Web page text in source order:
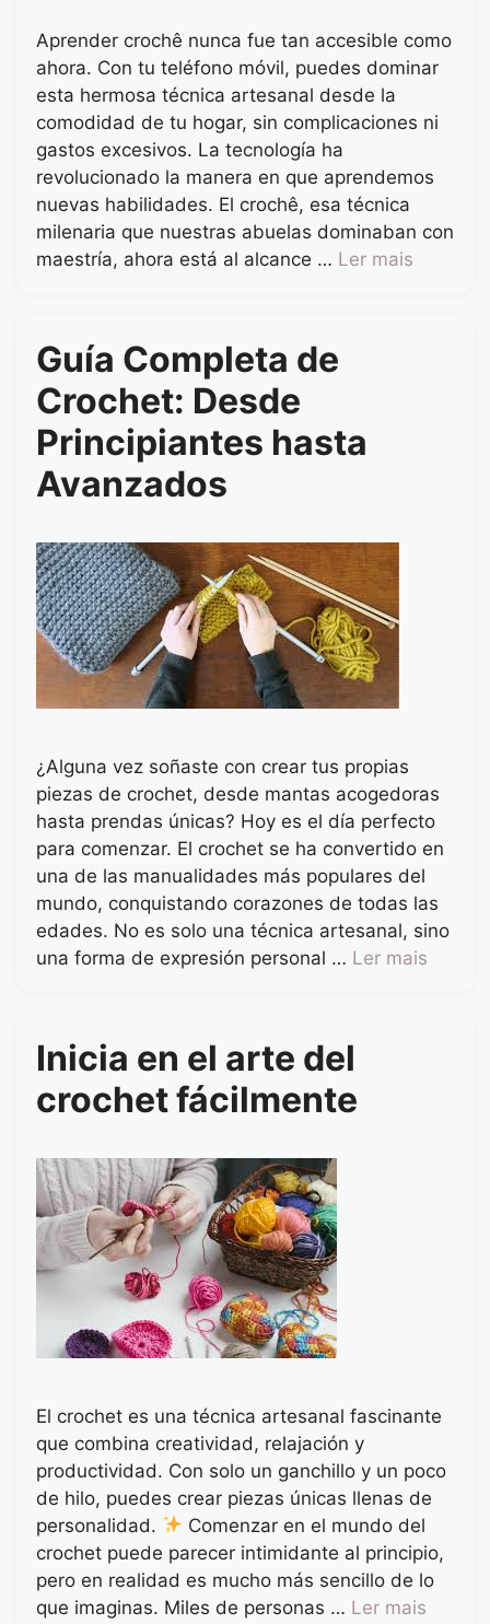
Aprender crochê nunca fue tan accesible como
ahora. Con tu teléfono móvil, puedes dominar
esta hermosa técnica artesanal desde la
comodidad de tu hogar, sin complicaciones ni
gastos excesivos. La tecnología ha
revolucionado la manera en que aprendemos
nuevas habilidades. El crochê, esa técnica
milenaria que nuestras abuelas dominaban con
maestría, ahora está al alcance … Ler mais
Guía Completa de
Crochet: Desde
Principiantes hasta
Avanzados
¿Alguna vez soñaste con crear tus propias
piezas de crochet, desde mantas acogedoras
hasta prendas únicas? Hoy es el día perfecto
para comenzar. El crochet se ha convertido en
una de las manualidades más populares del
mundo, conquistando corazones de todas las
edades. No es solo una técnica artesanal, sino
una forma de expresión personal … Ler mais
Inicia en el arte del
crochet fácilmente
El crochet es una técnica artesanal fascinante
que combina creatividad, relajación y
productividad. Con solo un ganchillo y un poco
de hilo, puedes crear piezas únicas llenas de
personalidad.
Comenzar en el mundo del
crochet puede parecer intimidante al principio,
pero en realidad es mucho más sencillo de lo
que imaginas. Miles de personas … Ler mais